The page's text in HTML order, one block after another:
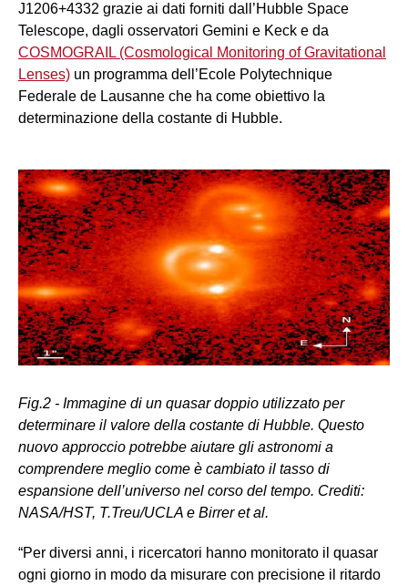
J1206+4332 grazie ai dati forniti dall’Hubble Space
Telescope, dagli osservatori Gemini e Keck e da
COSMOGRAIL (Cosmological Monitoring of Gravitational
Lenses) un programma dell’Ecole Polytechnique
Federale de Lausanne che ha come obiettivo la
determinazione della costante di Hubble.
Fig.2 - Immagine di un quasar doppio utilizzato per
determinare il valore della costante di Hubble. Questo
nuovo approccio potrebbe aiutare gli astronomi a
comprendere meglio come è cambiato il tasso di
espansione dell’universo nel corso del tempo. Crediti:
NASA/HST, T.Treu/UCLA e Birrer et al.
“Per diversi anni, i ricercatori hanno monitorato il quasar
ogni giorno in modo da misurare con precisione il ritardo